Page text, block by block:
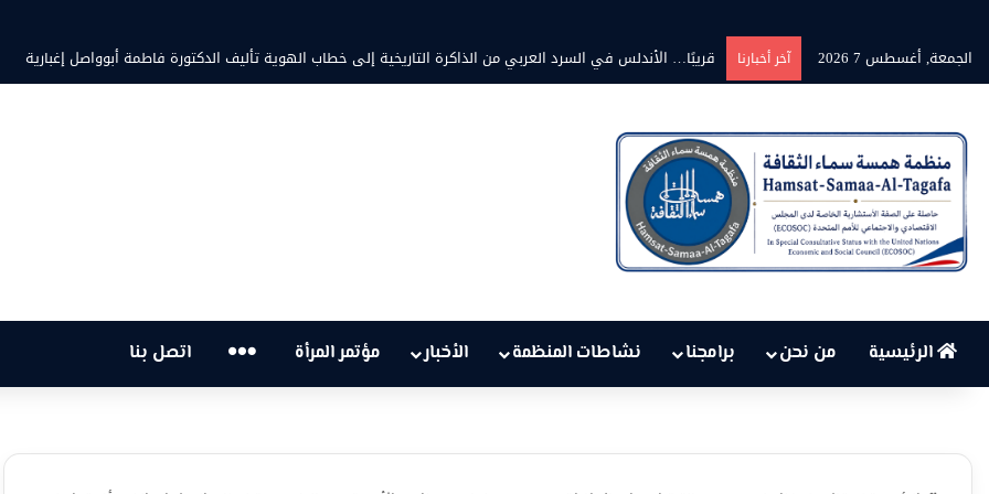
الجمعة, أغسطس 7 2026
آخر أخبارنا قريبًا… الأندلس في السرد العربي من الذاكرة التاريخية إلى خطاب الهوية تأليف الدكتورة فاطمة أبوواصل إغبارية
الرئيسية من نحن برامجنا نشاطات المنظمة الأخبار مؤتمر المرأة … اتصل بنا